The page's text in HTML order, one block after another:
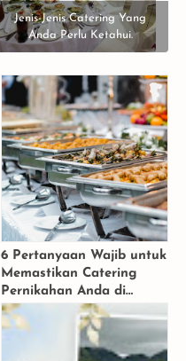
Jenis-Jenis Catering Yang
Anda Perlu Ketahui.
6 Pertanyaan Wajib untuk
Memastikan Catering
Pernikahan Anda di
Bekasi